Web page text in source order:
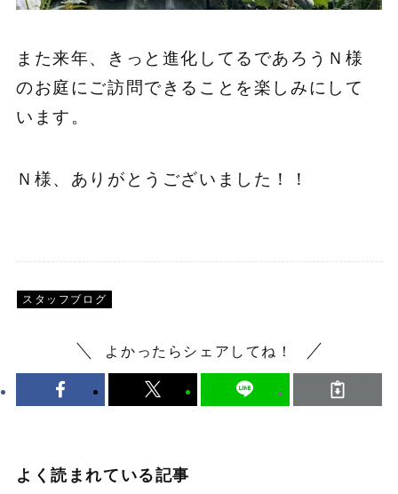
また来年、きっと進化してるであろうＮ様
のお庭にご訪問できることを楽しみにして
います。
Ｎ様、ありがとうございました！！
スタッフブログ
よかったらシェアしてね！
よく読まれている記事